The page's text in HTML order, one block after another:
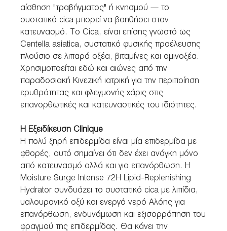
αίσθηση "τραβήγματος" ή κνησμού — το
συστατικό cica μπορεί να βοηθήσει στον
κατευνασμό. Το Cica, είναι επίσης γνωστό ως
Centella asiatica, συστατικό φυσικής προέλευσης
πλούσιο σε λιπαρά οξέα, βιταμίνες και αμινοξέα.
Χρησιμοποείται εδώ και αιώνες από την
παραδοσιακή Κινεζική ιατρική για την περιποίηση
ερυθρότητας και φλεγμονής χάρις στις
επανορθωτικές και κατευναστικές του ιδιότητες.
Η Εξειδίκευση Clinique
Η πολύ ξηρή επιδερμίδα είναι μία επιδερμίδα με
φθορές, αυτό σημαίνει ότι δεν έχει ανάγκη μόνο
από κατευνασμό αλλά και για επανόρθωση. Η
Moisture Surge Intense 72H Lipid-Replenishing
Hydrator συνδυάζει το συστατικό cica με λιπίδια,
υαλουρονικό οξύ και ενεργό νερό Αλόης για
επανόρθωση, ενδυνάμωση και εξισορρόπηση του
φραγμού της επιδερμίδας. Θα κάνει την